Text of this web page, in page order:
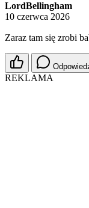
LordBellingham
10 czerwca 2026
Zaraz tam się zrobi
REKLAMA